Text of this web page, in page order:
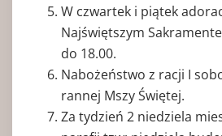
W czwartek i piątek
Najświętszym
do 18.00.
Nabożeństwo z racji I
rannej Mszy Świętej.
Za tydzień 2 niedziela